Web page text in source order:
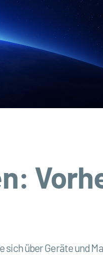
über Geräte und